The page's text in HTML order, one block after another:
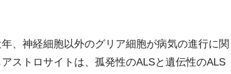
、神経細胞以外のグリア細胞が病気の進行に関
ストロサイトは、孤発性のALSと遺伝性のALS